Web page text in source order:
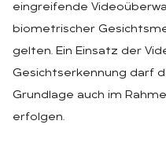
eingreifende
biometrischer
gelten. Ein Einsatz der
Gesichtserkennung darf
Grundlage auch im
erfolgen.